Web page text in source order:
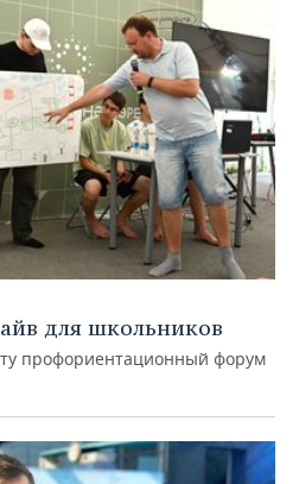
для школьников
профориентационный форум